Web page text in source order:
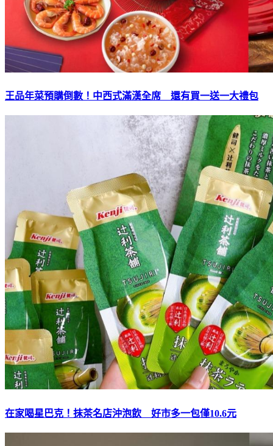
王品年菜預購倒數！中西式滿漢全席 還有買一送一大禮包
在家喝星巴克！抹茶名店沖泡飲 好市多一包僅10.6元